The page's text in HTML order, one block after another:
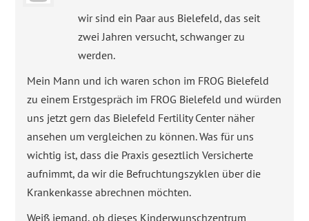
wir sind ein Paar aus Bielefeld, das seit
zwei Jahren versucht, schwanger zu
werden.
Mein Mann und ich waren schon im FROG Bielefeld
zu einem Erstgespräch im FROG Bielefeld und würden
uns jetzt gern das Bielefeld Fertility Center näher
ansehen um vergleichen zu können. Was für uns
wichtig ist, dass die Praxis geseztlich Versicherte
aufnimmt, da wir die Befruchtungszyklen über die
Krankenkasse abrechnen möchten.
Weiß jemand, ob dieses Kinderwunschzentrum